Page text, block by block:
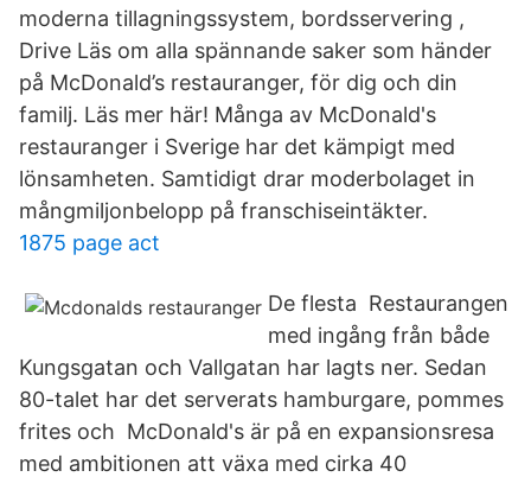
moderna tillagningssystem, bordsservering ,
Drive Läs om alla spännande saker som händer
på McDonald’s restauranger, för dig och din
familj. Läs mer här! Många av McDonald's
restauranger i Sverige har det kämpigt med
lönsamheten. Samtidigt drar moderbolaget in
mångmiljonbelopp på franschiseintäkter.
1875 page act
De flesta Restaurangen
med ingång från både
Kungsgatan och Vallgatan har lagts ner. Sedan
80-talet har det serverats hamburgare, pommes
frites och McDonald's är på en expansionsresa
med ambitionen att växa med cirka 40